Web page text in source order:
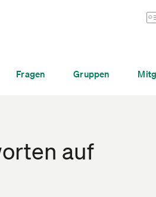
Fragen Gruppen
auf